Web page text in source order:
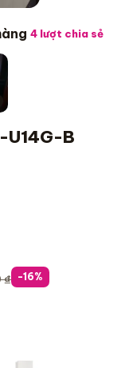
4 lượt chia sẻ
U14G-B
₫ -16%